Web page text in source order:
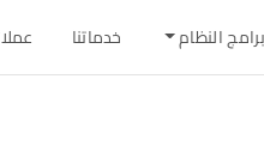
برامج النظام خدماتنا